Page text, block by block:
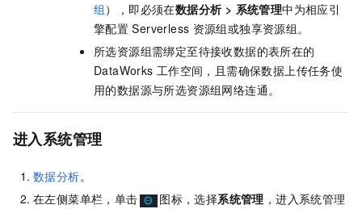
组 ），即必须在数据分析> 系统管理中为相应引
擎配置 Serverless 资源组或独享资源组。
所选资源组需绑定至待接收数据的表所在的
DataWorks 工作空间，且需确保数据上传任务使
用的数据源与所选资源组网络连通。
进入系统管理
数据分析。
在左侧菜单栏，单击
图标，选择系统管理 ，进入系统管理